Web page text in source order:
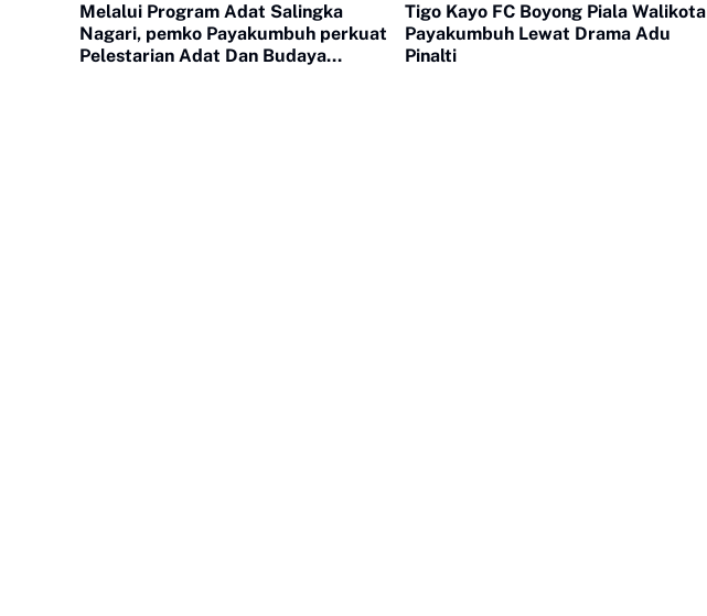
Melalui Program Adat Salingka
Nagari, pemko Payakumbuh perkuat
Pelestarian Adat Dan Budaya
Tigo Kayo FC Boyong Piala Walikota
Payakumbuh Lewat Drama Adu
Pinalti